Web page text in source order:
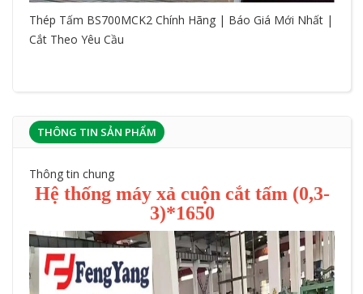
Thép Tấm BS700MCK2 Chính Hãng | Báo Giá Mới Nhất |
Cắt Theo Yêu Cầu
THÔNG TIN SẢN PHẨM
Thông tin chung
Hệ thống máy xả cuộn cắt tấm (0,3-
3)*1650